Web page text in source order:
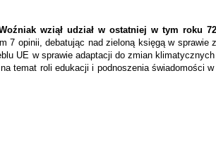
wziął udział w ostatniej w tym
7 opinii, debatując nad zieloną księgą w sprawie
UE w sprawie adaptacji do zmian
temat roli edukacji i podnoszenia świadomości